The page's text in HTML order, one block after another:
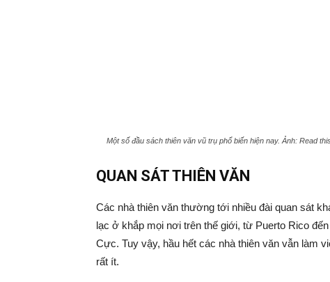
Một số đầu sách thiên văn vũ trụ phổ biến hiện nay. Ảnh: Read
QUAN SÁT THIÊN VĂN
Các nhà thiên văn thường tới nhiều đài quan sát
lạc ở khắp mọi nơi trên thế giới, từ Puerto Rico
Cực. Tuy vậy, hầu hết các nhà thiên văn vẫn làm
rất ít.